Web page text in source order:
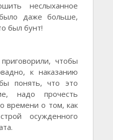
неслыханное
даже больше,
был бунт!
чтобы
к наказанию
понять, что это
надо прочесть
времени о том, как
осужденного